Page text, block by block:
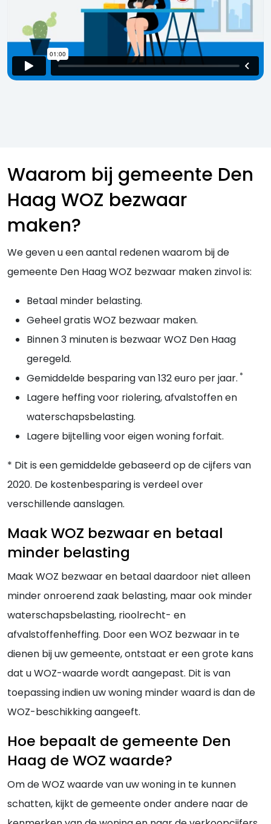
Waarom bij gemeente Den
Haag WOZ bezwaar
maken?
We geven u een aantal redenen waarom bij de
gemeente Den Haag WOZ bezwaar maken zinvol is:
Betaal minder belasting.
Geheel gratis WOZ bezwaar maken.
Binnen 3 minuten is bezwaar WOZ Den Haag
geregeld.
Gemiddelde besparing van 132 euro per jaar. *
Lagere heffing voor riolering, afvalstoffen en
waterschapsbelasting.
Lagere bijtelling voor eigen woning forfait.
* Dit is een gemiddelde gebaseerd op de cijfers van
2020. De kostenbesparing is verdeel over
verschillende aanslagen.
Maak WOZ bezwaar en betaal
minder belasting
Maak WOZ bezwaar en betaal daardoor niet alleen
minder onroerend zaak belasting, maar ook minder
waterschapsbelasting, rioolrecht- en
afvalstoffenheffing. Door een WOZ bezwaar in te
dienen bij uw gemeente, ontstaat er een grote kans
dat u WOZ-waarde wordt aangepast. Dit is van
toepassing indien uw woning minder waard is dan de
WOZ-beschikking aangeeft.
Hoe bepaalt de gemeente Den
Haag de WOZ waarde?
Om de WOZ waarde van uw woning in te kunnen
schatten, kijkt de gemeente onder andere naar de